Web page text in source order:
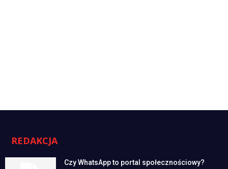
REDAKCJA
Czy WhatsApp to portal społecznościowy?